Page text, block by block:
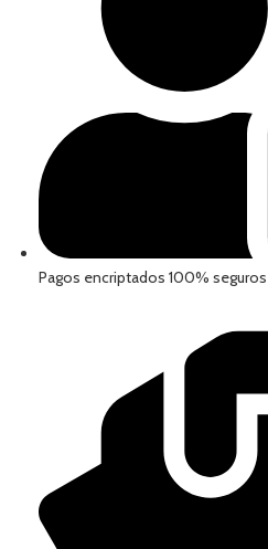
Pagos encriptados 100% seguros